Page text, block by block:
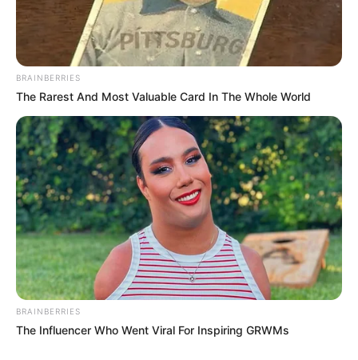
BRAINBERRIES
The Rarest And Most Valuable Card In The Whole World
BRAINBERRIES
The Influencer Who Went Viral For Inspiring GRWMs